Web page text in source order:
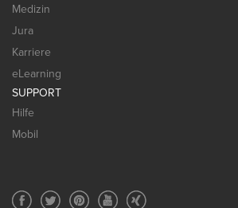
Medizin
Jura
Karriere
eLearning
SUPPORT
Hilfe
Mobil